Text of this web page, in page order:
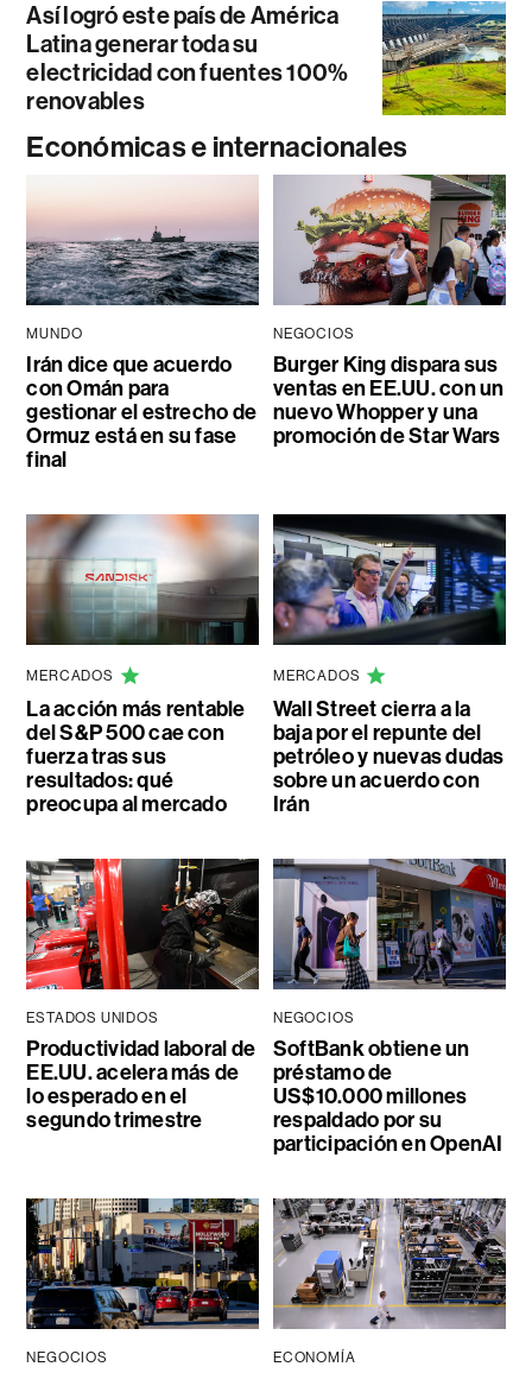
Así logró este país de América
Latina generar toda su
electricidad con fuentes 100%
renovables
Económicas e internacionales
MUNDO
Irán dice que acuerdo
con Omán para
gestionar el estrecho de
Ormuz está en su fase
final
NEGOCIOS
Burger King dispara sus
ventas en EE.UU. con un
nuevo Whopper y una
promoción de Star Wars
MERCADOS
La acción más rentable
del S&P 500 cae con
fuerza tras sus
resultados: qué
preocupa al mercado
MERCADOS
Wall Street cierra a la
baja por el repunte del
petróleo y nuevas dudas
sobre un acuerdo con
Irán
ESTADOS UNIDOS
Productividad laboral de
EE.UU. acelera más de
lo esperado en el
segundo trimestre
NEGOCIOS
SoftBank obtiene un
préstamo de
US$10.000 millones
respaldado por su
participación en OpenAI
NEGOCIOS ECONOMÍA